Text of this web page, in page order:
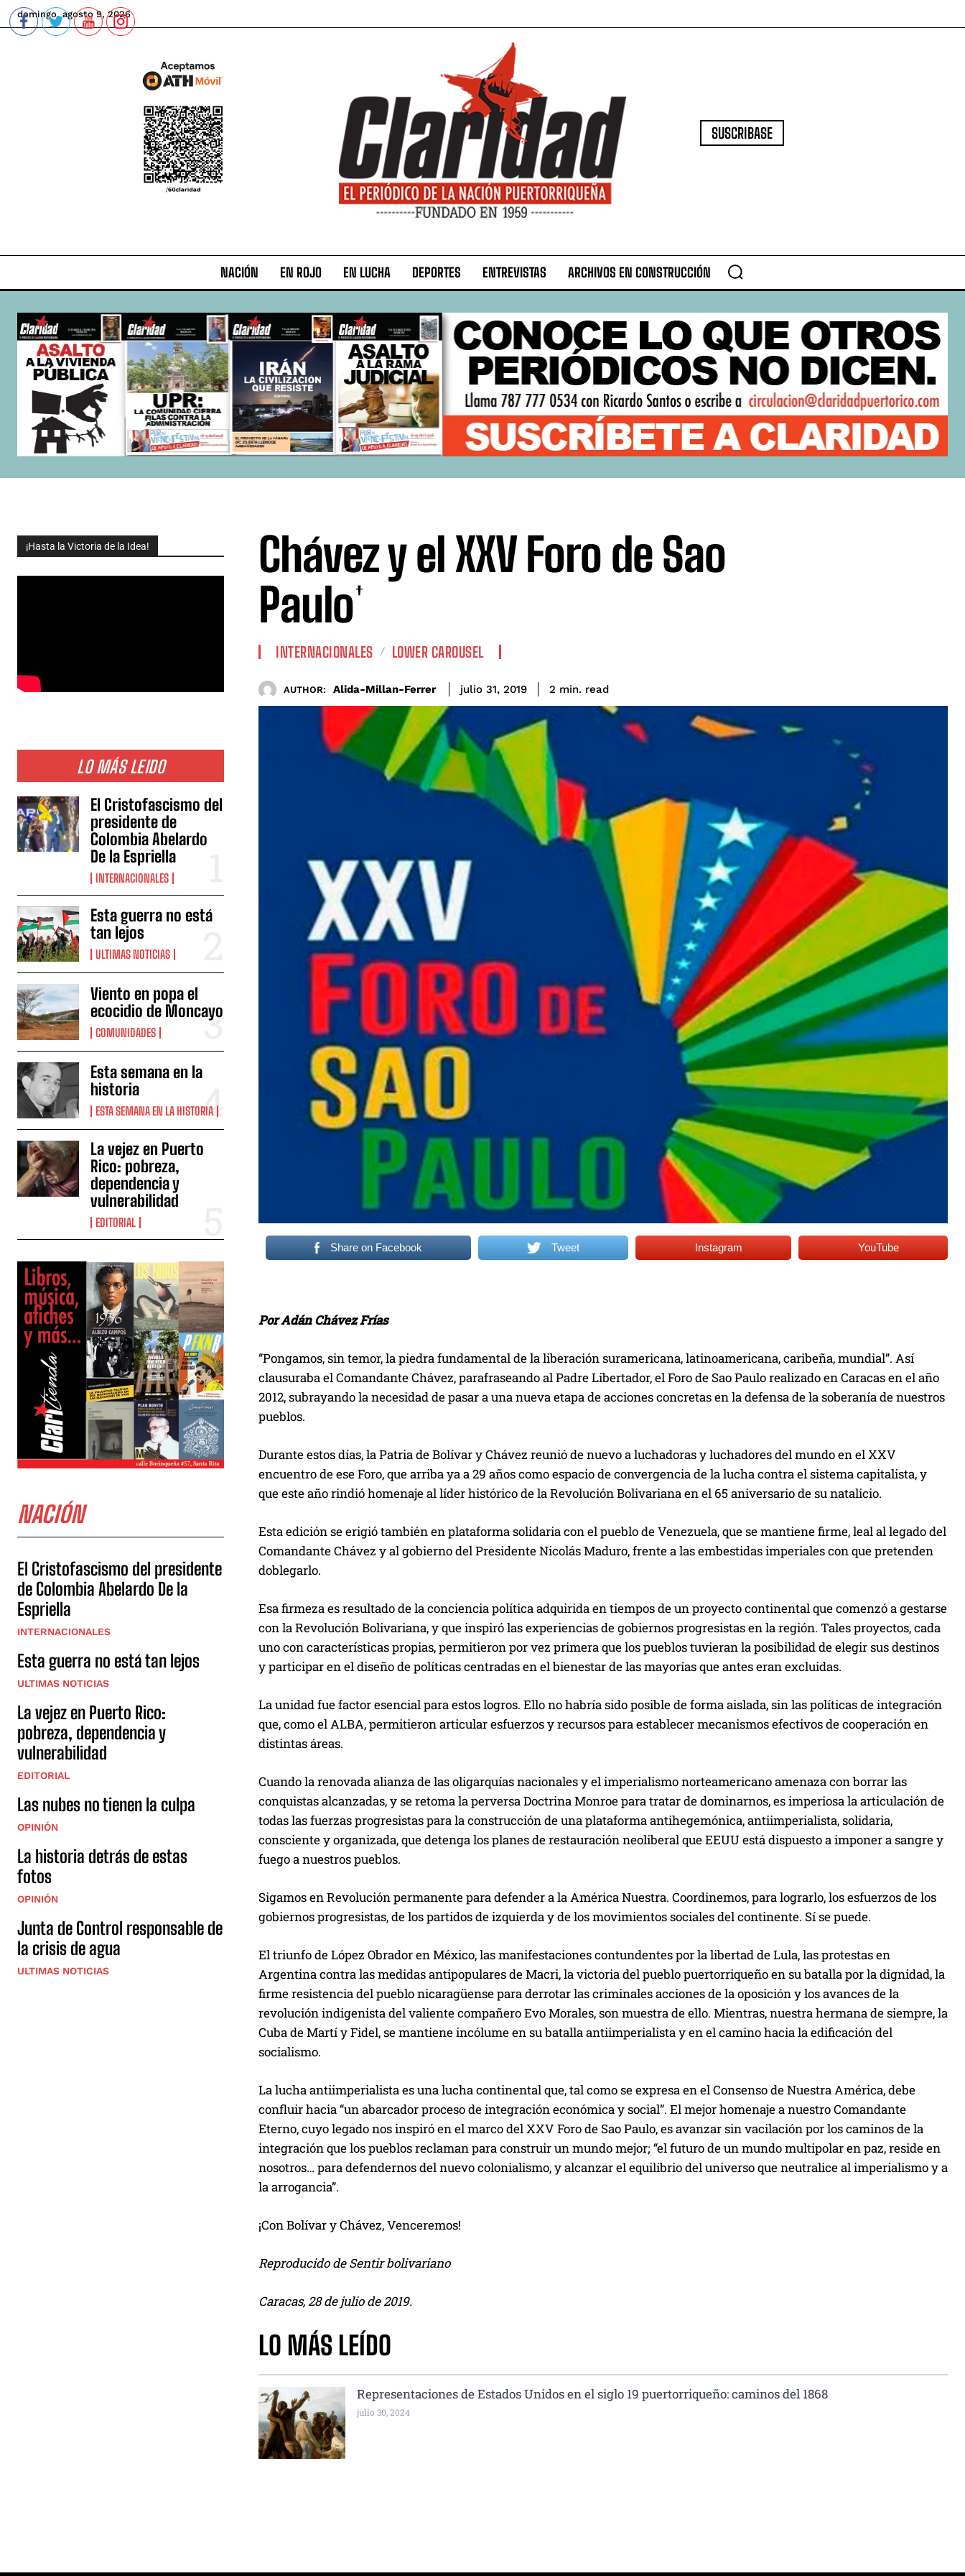
domingo, agosto 9, 2026
SUSCRIBASE
NACIÓN EN ROJO EN LUCHA DEPORTES ENTREVISTAS ARCHIVOS EN CONSTRUCCIÓN
¡Hasta la Victoria de la Idea!
LO MÁS LEIDO
El Cristofascismo del
presidente de
Colombia Abelardo
De la Espriella
INTERNACIONALES
Esta guerra no está
tan lejos
ULTIMAS NOTICIAS
Viento en popa el
ecocidio de Moncayo
COMUNIDADES
Esta semana en la
historia
ESTA SEMANA EN LA HISTORIA
La vejez en Puerto
Rico: pobreza,
dependencia y
vulnerabilidad
EDITORIAL
NACIÓN
El Cristofascismo del presidente
de Colombia Abelardo De la
Espriella
INTERNACIONALES
Esta guerra no está tan lejos
ULTIMAS NOTICIAS
La vejez en Puerto Rico:
pobreza, dependencia y
vulnerabilidad
EDITORIAL
Las nubes no tienen la culpa
OPINIÓN
La historia detrás de estas
fotos
OPINIÓN
Junta de Control responsable de
la crisis de agua
ULTIMAS NOTICIAS
Chávez y el XXV Foro de Sao
Paulo†
INTERNACIONALES LOWER CAROUSEL
AUTHOR: Alida-Millan-Ferrer julio 31, 2019 2 min. read
Share on Facebook Tweet Instagram YouTube
Por Adán Chávez Frías
“Pongamos, sin temor, la piedra fundamental de la liberación suramericana, latinoamericana, caribeña, mundial”. Así
clausuraba el Comandante Chávez, parafraseando al Padre Libertador, el Foro de Sao Paulo realizado en Caracas en el año
2012, subrayando la necesidad de pasar a una nueva etapa de acciones concretas en la defensa de la soberanía de nuestros
pueblos.
Durante estos días, la Patria de Bolívar y Chávez reunió de nuevo a luchadoras y luchadores del mundo en el XXV
encuentro de ese Foro, que arriba ya a 29 años como espacio de convergencia de la lucha contra el sistema capitalista, y
que este año rindió homenaje al líder histórico de la Revolución Bolivariana en el 65 aniversario de su natalicio.
Esta edición se erigió también en plataforma solidaria con el pueblo de Venezuela, que se mantiene firme, leal al legado del
Comandante Chávez y al gobierno del Presidente Nicolás Maduro, frente a las embestidas imperiales con que pretenden
doblegarlo.
Esa firmeza es resultado de la conciencia política adquirida en tiempos de un proyecto continental que comenzó a gestarse
con la Revolución Bolivariana, y que inspiró las experiencias de gobiernos progresistas en la región. Tales proyectos, cada
uno con características propias, permitieron por vez primera que los pueblos tuvieran la posibilidad de elegir sus destinos
y participar en el diseño de políticas centradas en el bienestar de las mayorías que antes eran excluidas.
La unidad fue factor esencial para estos logros. Ello no habría sido posible de forma aislada, sin las políticas de integración
que, como el ALBA, permitieron articular esfuerzos y recursos para establecer mecanismos efectivos de cooperación en
distintas áreas.
Cuando la renovada alianza de las oligarquías nacionales y el imperialismo norteamericano amenaza con borrar las
conquistas alcanzadas, y se retoma la perversa Doctrina Monroe para tratar de dominarnos, es imperiosa la articulación de
todas las fuerzas progresistas para la construcción de una plataforma antihegemónica, antiimperialista, solidaria,
consciente y organizada, que detenga los planes de restauración neoliberal que EEUU está dispuesto a imponer a sangre y
fuego a nuestros pueblos.
Sigamos en Revolución permanente para defender a la América Nuestra. Coordinemos, para lograrlo, los esfuerzos de los
gobiernos progresistas, de los partidos de izquierda y de los movimientos sociales del continente. Sí se puede.
El triunfo de López Obrador en México, las manifestaciones contundentes por la libertad de Lula, las protestas en
Argentina contra las medidas antipopulares de Macri, la victoria del pueblo puertorriqueño en su batalla por la dignidad, la
firme resistencia del pueblo nicaragüense para derrotar las criminales acciones de la oposición y los avances de la
revolución indigenista del valiente compañero Evo Morales, son muestra de ello. Mientras, nuestra hermana de siempre, la
Cuba de Martí y Fidel, se mantiene incólume en su batalla antiimperialista y en el camino hacia la edificación del
socialismo.
La lucha antiimperialista es una lucha continental que, tal como se expresa en el Consenso de Nuestra América, debe
confluir hacia “un abarcador proceso de integración económica y social”. El mejor homenaje a nuestro Comandante
Eterno, cuyo legado nos inspiró en el marco del XXV Foro de Sao Paulo, es avanzar sin vacilación por los caminos de la
integración que los pueblos reclaman para construir un mundo mejor; “el futuro de un mundo multipolar en paz, reside en
nosotros… para defendernos del nuevo colonialismo, y alcanzar el equilibrio del universo que neutralice al imperialismo y a
la arrogancia”.
¡Con Bolívar y Chávez, Venceremos!
Reproducido de Sentir bolivariano
Caracas, 28 de julio de 2019.
LO MÁS LEÍDO
Representaciones de Estados Unidos en el siglo 19 puertorriqueño: caminos del 1868
julio 30, 2024